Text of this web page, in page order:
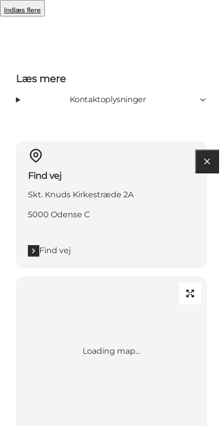
Indlæs flere
Facebook
Læs mere
Kontaktoplysninger
Find vej
Skt. Knuds Kirkestræde 2A
5000 Odense C
Find vej
Loading map...